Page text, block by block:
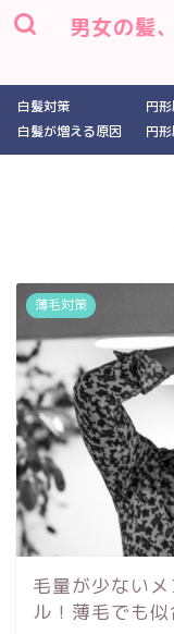
男女の髪
白髪対策
白髪が増える原因
円
円
薄毛対策
毛量が少ない
ル！薄毛でも